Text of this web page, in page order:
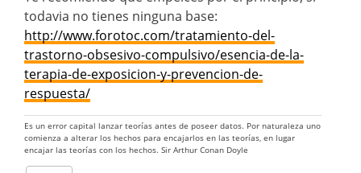
todavia no tienes ninguna base:
http://www.forotoc.com/tratamiento-del-
trastorno-obsesivo-compulsivo/esencia-de-la-
terapia-de-exposicion-y-prevencion-de-
respuesta/
Es un error capital lanzar teorías antes de poseer datos. Por naturaleza uno
comienza a alterar los hechos para encajarlos en las teorías, en lugar
encajar las teorías con los hechos. Sir Arthur Conan Doyle